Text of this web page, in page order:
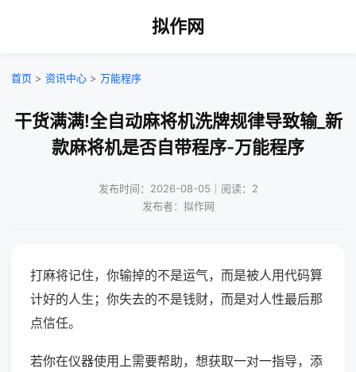
拟作网
首页 > 资讯中心 > 万能程序
干货满满!全自动麻将机洗牌规律导致输_新
款麻将机是否自带程序-万能程序
发布时间：2026-08-05｜阅读：2
发布者：拟作网
打麻将记住，你输掉的不是运气，而是被人用代码算
计好的人生；你失去的不是钱财，而是对人性最后那
点信任。
若你在仪器使用上需要帮助，想获取一对一指导，添